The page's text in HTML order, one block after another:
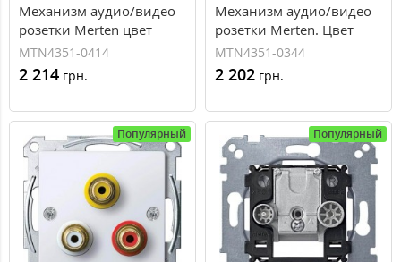
Механизм аудио/видео
розетки Merten цвет
антрацит (MTN4351-
0414)
MTN4351-0414
2 214 грн.
Механизм аудио/видео
розетки Merten. Цвет
Бежевый (MTN4351-
0344)
MTN4351-0344
2 202 грн.
Популярный Популярный